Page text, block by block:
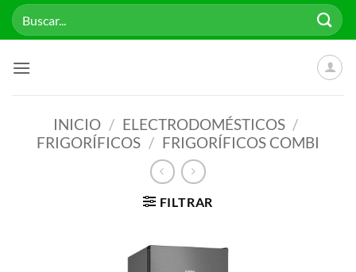
Saltar
Buscar
por:
INICIO / ELECTRODOMÉSTICOS /
FRIGORÍFICOS / FRIGORÍFICOS COMBI
FILTRAR